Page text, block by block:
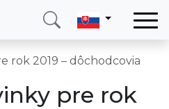
rok 2019 – dôchodcovia
pre rok